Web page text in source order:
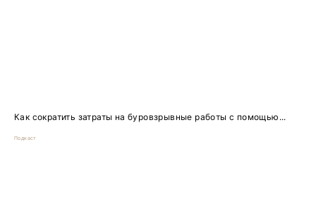
Как сократить затраты на буровзрывные работы с помощью...
Подкаст